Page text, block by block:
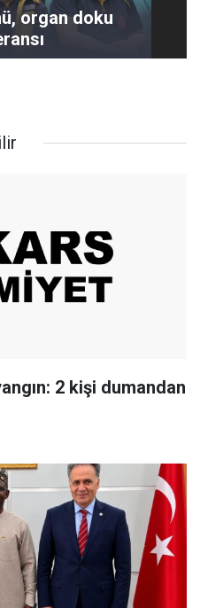
organ doku
2 kişi dumandan